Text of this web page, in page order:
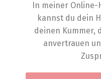
In meiner
kannst du dein
deinen Kummer,
anvertrauen